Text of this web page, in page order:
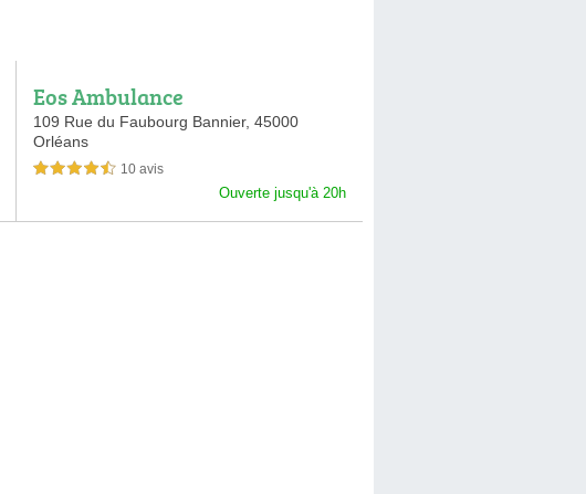
Eos Ambulance
109 Rue du Faubourg Bannier, 45000
Orléans
4,5 étoiles sur 5 10 avis
Ouverte jusqu'à 20h